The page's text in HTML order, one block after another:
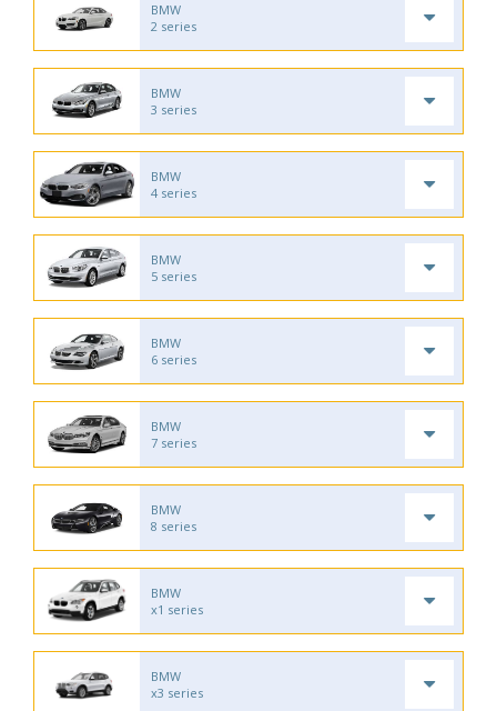
BMW
2 series
BMW
3 series
BMW
4 series
BMW
5 series
BMW
6 series
BMW
7 series
BMW
8 series
BMW
x1 series
BMW
x3 series